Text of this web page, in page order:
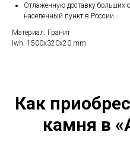
Отлаженную доставку больших
населенный пункт в России
Материал: Гранит
lwh: 1500x320x20 mm
Как
камня в